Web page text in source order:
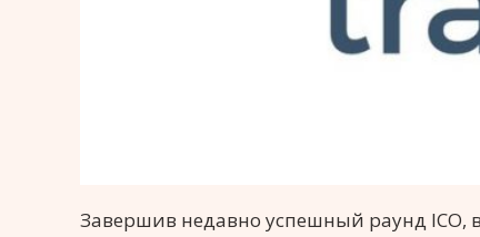
Завершив недавно успешный раунд ICO,